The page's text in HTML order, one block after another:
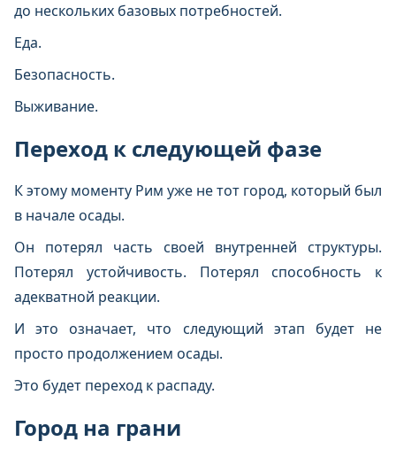
до нескольких базовых потребностей.
Еда.
Безопасность.
Выживание.
Переход к следующей фазе
К этому моменту Рим уже не тот город, который был
в начале осады.
Он потерял часть своей внутренней структуры.
Потерял устойчивость. Потерял способность к
адекватной реакции.
И это означает, что следующий этап будет не
просто продолжением осады.
Это будет переход к распаду.
Город на грани